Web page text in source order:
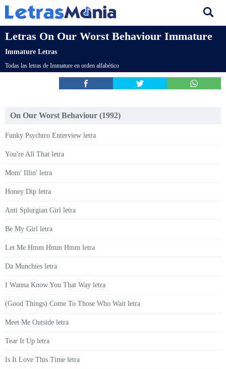
Letras On Our Worst Behaviour Immature
Immature Letras
Todas las letras de Immature en orden alfabético
On Our Worst Behaviour (1992)
Funky Psychtro Enterview letra
You're All That letra
Mom' Illin' letra
Honey Dip letra
Anti Splurgian Girl letra
Be My Girl letra
Let Me Hmm Hmm Hmm letra
Da Munchies letra
I Wanna Know You That Way letra
(Good Things) Come To Those Who Wait letra
Meet Me Outside letra
Tear It Up letra
Is It Love This Time letra